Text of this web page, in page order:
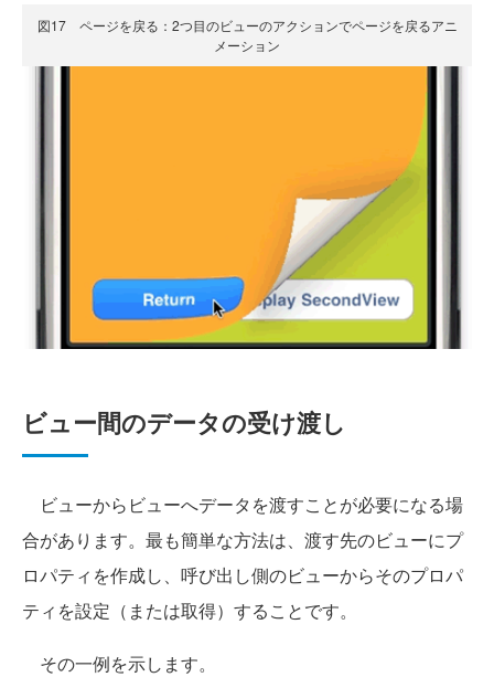
図17 ページを戻る：2つ目のビューのアクションでページを戻るアニ
メーション
ビュー間のデータの受け渡し
ビューからビューへデータを渡すことが必要になる場
合があります。最も簡単な方法は、渡す先のビューにプ
ロパティを作成し、呼び出し側のビューからそのプロパ
ティを設定（または取得）することです。
その一例を示します。